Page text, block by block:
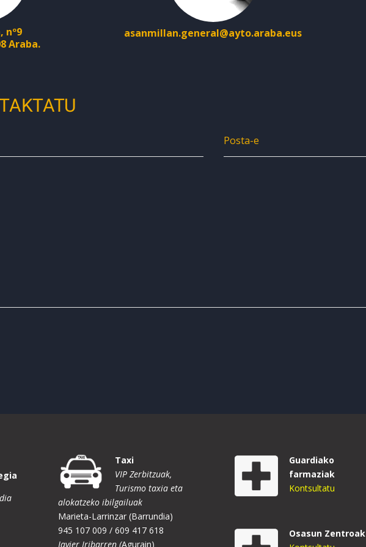
nº9
Araba.
asanmillan.general@ayto.araba.eus
Taxi
VIP Zerbitzuak,
Turismo taxia eta
alokatzeko ibilgailuak
Marieta-Larrinzar (Barrundia)
945 107 009 / 609 417 618
Javier Iribarren (Agurain)
Guardiako
farmaziak
Kontsultatu
Osasun Zentroak